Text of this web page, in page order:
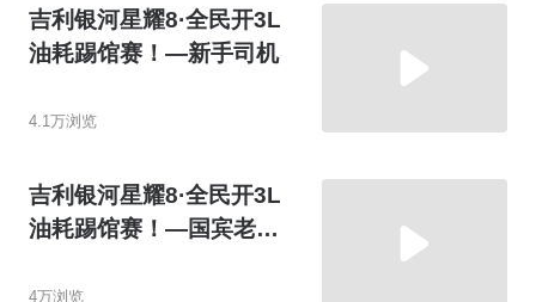
吉利银河星耀8·全民开3L
油耗踢馆赛！—新手司机
4.1万浏览
吉利银河星耀8·全民开3L
油耗踢馆赛！—国宾老司
4万浏览